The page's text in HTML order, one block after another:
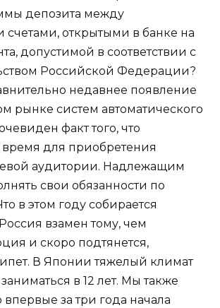
депозита между
открытыми в банке на
допустимой в соответствии с
Российской Федерации?
недавнее появление
рынке систем автоматического
факт того, что
время для приобретения
аудитории. Надлежащим
свои обязанности по
в этом году собирается
взамен тому, чем
и скоро подтянется,
В Японии тяжелый климат
в 12 лет. Мы также
впервые за три года начала